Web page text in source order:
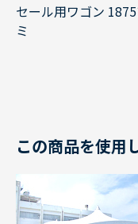
セール用ワゴン
ミ
この商品を使用